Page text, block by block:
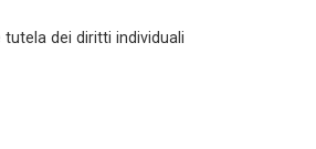
dei diritti individuali